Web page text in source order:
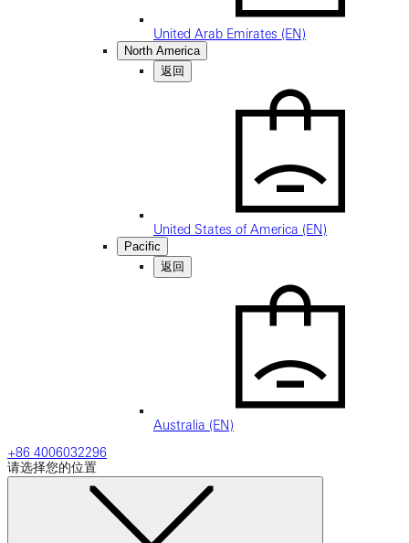
United Arab Emirates (EN)
North America
返回
United States of America (EN)
Pacific
返回
Australia (EN)
+86 4006032296
请选择您的位置